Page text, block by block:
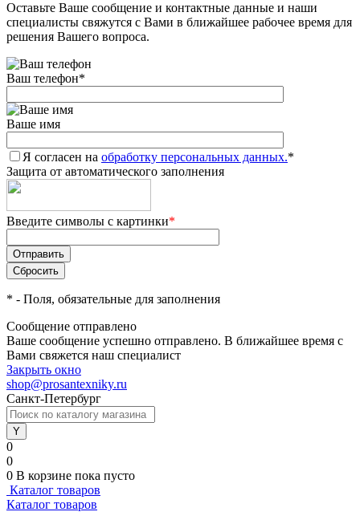
Оставьте Ваше сообщение и контактные данные и наши
специалисты свяжутся с Вами в ближайшее рабочее время для
решения Вашего вопроса.
Ваш телефон*
Ваше имя
Я согласен на обработку персональных данных.*
Защита от автоматического заполнения
Введите символы с картинки*
* - Поля, обязательные для заполнения
Сообщение отправлено
Ваше сообщение успешно отправлено. В ближайшее время с
Вами свяжется наш специалист
Закрыть окно
shop@prosantexniky.ru
Санкт-Петербург
0
0
0 В корзине пока пусто
Каталог товаров
Каталог товаров